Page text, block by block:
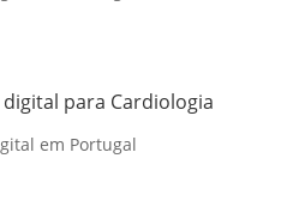
para Cardiologia
em Portugal